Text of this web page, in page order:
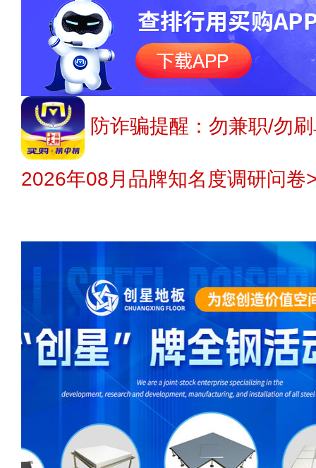
防诈骗提醒：勿兼职/勿
2026年08月品牌知名度调研问卷